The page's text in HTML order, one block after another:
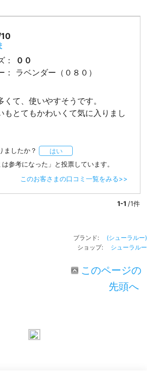
：
００
：
ラベンダー（０８０）
て、使いやすそうです。
もとてもかわいくて気に入りまし
ましたか？
はい
参考になった」と投票しています。
このお客さまの口コミ一覧をみる>>
1-1 /1件
ブランド: (シューラルー)
ショップ: シューラルー
このページの
先頭へ